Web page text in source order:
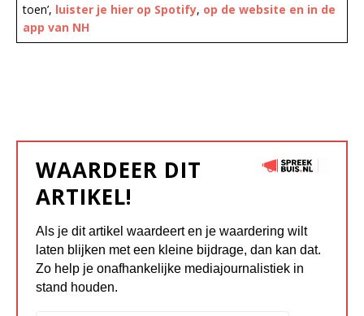
toen’, luister je hier op Spotify, op de website en in de
app van NH
WAARDEER DIT
ARTIKEL!
Als je dit artikel waardeert en je waardering wilt
laten blijken met een kleine bijdrage, dan kan dat.
Zo help je onafhankelijke mediajournalistiek in
stand houden.